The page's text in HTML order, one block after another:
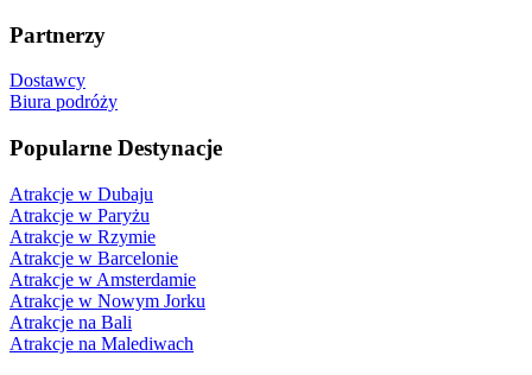
Partnerzy
Dostawcy
Biura podróży
Popularne Destynacje
Atrakcje w Dubaju
Atrakcje w Paryżu
Atrakcje w Rzymie
Atrakcje w Barcelonie
Atrakcje w Amsterdamie
Atrakcje w Nowym Jorku
Atrakcje na Bali
Atrakcje na Malediwach